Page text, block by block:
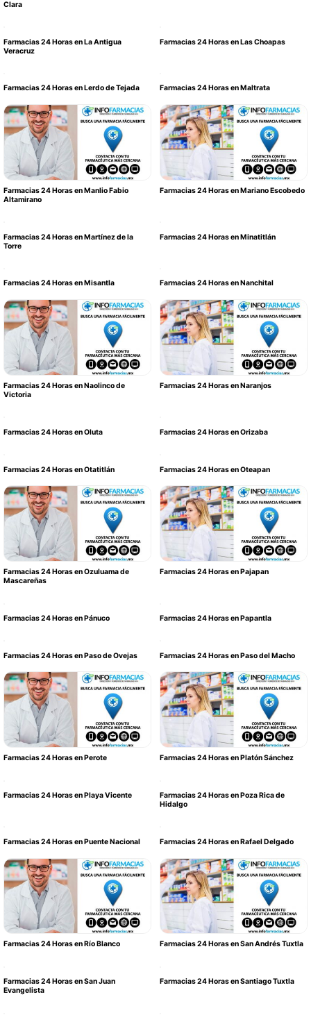
Clara
Farmacias 24 Horas en La Antigua
Veracruz
Farmacias 24 Horas en Las Choapas
Farmacias 24 Horas en Lerdo de Tejada Farmacias 24 Horas en Maltrata
Farmacias 24 Horas en Manlio Fabio
Altamirano
Farmacias 24 Horas en Mariano Escobedo
Farmacias 24 Horas en Martínez de la
Torre
Farmacias 24 Horas en Minatitlán
Farmacias 24 Horas en Misantla Farmacias 24 Horas en Nanchital
Farmacias 24 Horas en Naolinco de
Victoria
Farmacias 24 Horas en Naranjos
Farmacias 24 Horas en Oluta Farmacias 24 Horas en Orizaba
Farmacias 24 Horas en Otatitlán Farmacias 24 Horas en Oteapan
Farmacias 24 Horas en Ozuluama de
Mascareñas
Farmacias 24 Horas en Pajapan
Farmacias 24 Horas en Pánuco Farmacias 24 Horas en Papantla
Farmacias 24 Horas en Paso de Ovejas Farmacias 24 Horas en Paso del Macho
Farmacias 24 Horas en Perote Farmacias 24 Horas en Platón Sánchez
Farmacias 24 Horas en Playa Vicente
Farmacias 24 Horas en Poza Rica de
Hidalgo
Farmacias 24 Horas en Puente Nacional Farmacias 24 Horas en Rafael Delgado
Farmacias 24 Horas en Río Blanco Farmacias 24 Horas en San Andrés Tuxtla
Farmacias 24 Horas en San Juan
Evangelista
Farmacias 24 Horas en Santiago Tuxtla